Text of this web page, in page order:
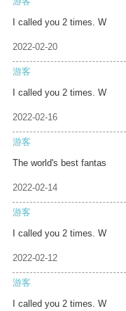
I called you 2 times. W
2022-02-20
游客
I called you 2 times. W
2022-02-16
游客
The world's best fantas
2022-02-14
游客
I called you 2 times. W
2022-02-12
游客
I called you 2 times. W